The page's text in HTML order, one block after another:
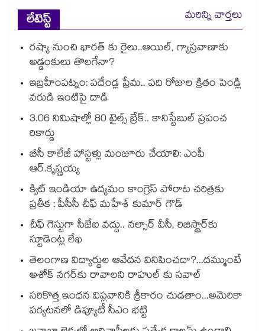
లేటెస్ట్
మరిన్ని వార్తలు
రష్యా నుంచి భారత్ కు రైలు..ఆయిల్, గ్యాస్రవాణాకు
అడ్డంకులు తొలగేనా?
ఇబ్రహీంపట్నం: పదేండ్ల ప్రేమ.. పది రోజుల క్రితం పెండ్లి
వరుడి ఇంటిపై దాడి
3.06 నిమిషాల్లో 80 టైల్స్‌‌‌‌‌‌‌‌ బ్రేక్.. కానిస్టేబుల్ ప్రపంచ
రికార్డు
బీసీ కాలేజీ హాస్టళ్లు మంజూరు చేయాలి: ఎంపీ
ఆర్.కృష్ణయ్య
క్విట్ ఇండియా ఉద్యమం కాంగ్రెస్ పోరాట చరిత్రకు
ప్రతీక : పీసీసీ చీఫ్‌‌‌‌ మహేశ్ కుమార్ గౌడ్
చీఫ్ గెస్టుగా సీజేఐ వద్దు.. నల్సార్ వీసీ, రిజిస్ట్రార్‌‌కు
స్టూడెంట్ల లేఖ
తెలంగాణ విద్యార్థుల ఆవేదన వినిపించదా?...దమ్ముంటే
అశోక్ నగర్‌‌‌‌కు రావాలని రాహుల్ కు సవాల్
సరికొత్త ఇంధన విప్లవానికి శ్రీకారం చుడతాం...అమెరికా
పర్యటనలో డిప్యూటీ సీఎం భట్టి